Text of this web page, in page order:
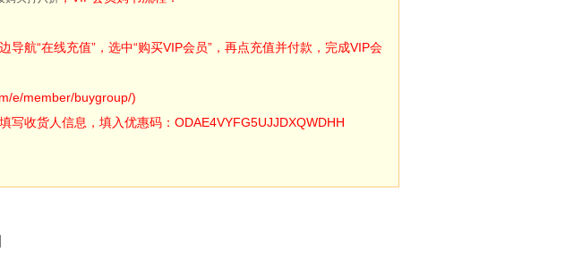
导航“在线充值”，选中“购买VIP会员”，再点充值并付款，完成VIP会
e/member/buygroup/)
写收货人信息，填入优惠码：ODAE4VYFG5UJJDXQWDHH